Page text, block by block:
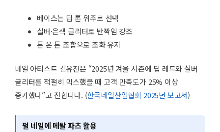
베이스는 딥 톤 위주로 선택
실버·은색 글리터로 반짝임 강조
톤 온 톤 조합으로 조화 유지
네일 아티스트 김유진은 “2025년 겨울 시즌에 딥 레드와 실버
글리터를 적절히 믹스했을 때 고객 만족도가 25% 이상
증가했다”고 전합니다. (한국네일산업협회 2025년 보고서)
펄 네일에 메탈 파츠 활용